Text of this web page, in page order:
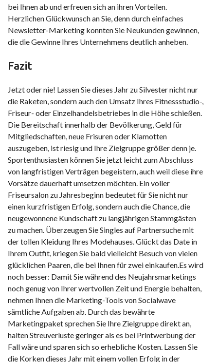
bei Ihnen ab und erfreuen sich an ihren Vorteilen.
Herzlichen Glückwunsch an Sie, denn durch einfaches
Newsletter-Marketing konnten Sie Neukunden gewinnen,
die die Gewinne Ihres Unternehmens deutlich anheben.
Fazit
Jetzt oder nie! Lassen Sie dieses Jahr zu Silvester nicht nur
die Raketen, sondern auch den Umsatz Ihres Fitnessstudio-,
Friseur- oder Einzelhandelsbetriebes in die Höhe schießen.
Die Bereitschaft innerhalb der Bevölkerung, Geld für
Mitgliedschaften, neue Frisuren oder Klamotten
auszugeben, ist riesig und Ihre Zielgruppe größer denn je.
Sportenthusiasten können Sie jetzt leicht zum Abschluss
von langfristigen Verträgen begeistern, auch weil diese ihre
Vorsätze dauerhaft umsetzen möchten. Ein voller
Friseursalon zu Jahresbeginn bedeutet für Sie nicht nur
einen kurzfristigen Erfolg, sondern auch die Chance, die
neugewonnene Kundschaft zu langjährigen Stammgästen
zu machen. Überzeugen Sie Singles auf Partnersuche mit
der tollen Kleidung Ihres Modehauses. Glückt das Date in
Ihrem Outfit, kriegen Sie bald vielleicht Besuch von vielen
glücklichen Paaren, die bei Ihnen für zwei einkaufen.Es wird
noch besser: Damit Sie während des Neujahrsmarketings
noch genug von Ihrer wertvollen Zeit und Energie behalten,
nehmen Ihnen die Marketing-Tools von Socialwave
sämtliche Aufgaben ab. Durch das bewährte
Marketingpaket sprechen Sie Ihre Zielgruppe direkt an,
halten Streuverluste geringer als es bei Printwerbung der
Fall wäre und sparen sich so erhebliche Kosten. Lassen Sie
die Korken dieses Jahr mit einem vollen Erfolg in der